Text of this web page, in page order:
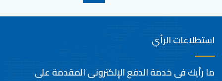
استطلاعات الرأي
ما رأيك فى خدمة الدفع الإلكترونى المقدمة على